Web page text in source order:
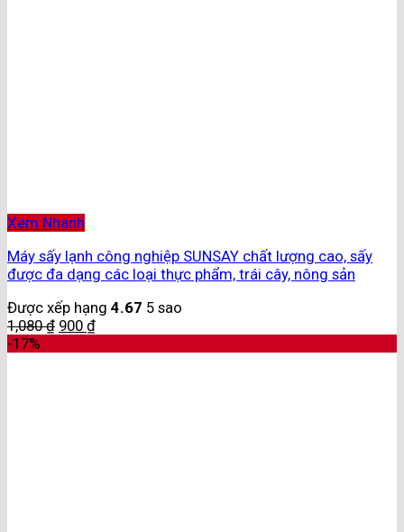
Xem Nhanh
Máy sấy lạnh công nghiệp SUNSAY chất lượng cao, sấy
được đa dạng các loại thực phẩm, trái cây, nông sản
Được xếp hạng 4.67 5 sao
1,080₫ 900 ₫
-17%